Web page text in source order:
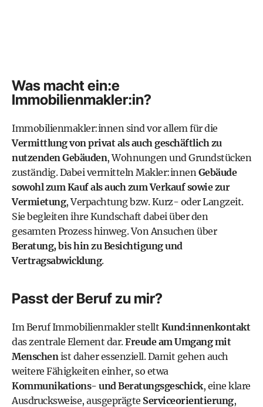
Was macht ein:e
Immobilienmakler:in?
Immobilienmakler:innen sind vor allem für die
Vermittlung von privat als auch geschäftlich zu
nutzenden Gebäuden, Wohnungen und Grundstücken
zuständig. Dabei vermitteln Makler:innenGebäude
sowohl zum Kauf als auch zum Verkauf sowie zur
Vermietung, Verpachtung bzw. Kurz- oder Langzeit.
Sie begleiten ihre Kundschaft dabei über den
gesamten Prozess hinweg. Von Ansuchen über
Beratung, bis hin zu Besichtigung und
Vertragsabwicklung.
Passt der Beruf zu mir?
Im Beruf Immobilienmakler stellt Kund:innenkontakt
das zentrale Element dar.Freude am Umgang mit
Menschenist daher essenziell. Damit gehen auch
weitere Fähigkeiten einher, so etwa
Kommunikations- und Beratungsgeschick, eine klare
Ausdrucksweise, ausgeprägte Serviceorientierung,